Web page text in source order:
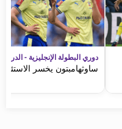
دوري البطولة الإنجليزية - الدرجة
ساوثهامبتون يخسر